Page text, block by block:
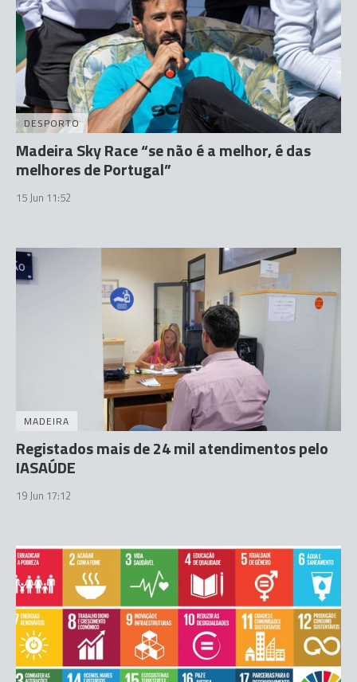
DESPORTO
Madeira Sky Race “se não é a melhor, é das
melhores de Portugal”
15 Jun 11:52
MADEIRA
Registados mais de 24 mil atendimentos pelo
IASAÚDE
19 Jun 17:12